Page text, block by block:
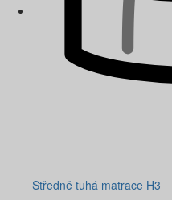
Středně tuhá matrace H3